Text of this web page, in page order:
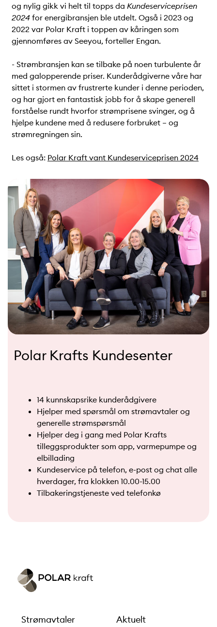
og nylig gikk vi helt til topps da Kundeserviceprisen
2024 for energibransjen ble utdelt. Også i 2023 og
2022 var Polar Kraft i toppen av kåringen som
gjennomføres av Seeyou, forteller Engan.
- Strømbransjen kan se tilbake på noen turbulente år
med galopperende priser. Kunderådgiverne våre har
sittet i stormen av frustrerte kunder i denne perioden,
og har gjort en fantastisk jobb for å skape generell
forståelse rundt hvorfor strømprisene svinger, og å
hjelpe kundene med å redusere forbruket – og
strømregningen sin.
Les også: Polar Kraft vant Kundeserviceprisen 2024
Polar Krafts Kundesenter
14 kunnskapsrike kunderådgivere
Hjelper med spørsmål om strømavtaler og
generelle strømspørsmål
Hjelper deg i gang med Polar Krafts
tilleggsprodukter som app, varmepumpe og
elbillading
Kundeservice på telefon, e-post og chat alle
hverdager, fra klokken 10.00-15.00
Tilbakeringstjeneste ved telefonkø
Strømavtaler
Aktuelt